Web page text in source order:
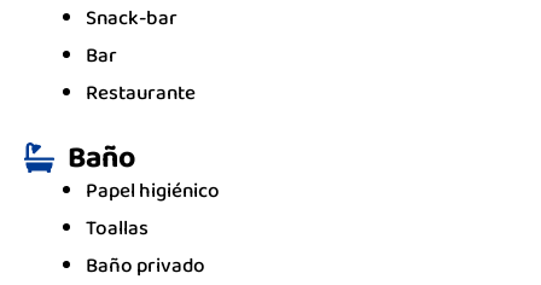
Snack-bar
Bar
Restaurante
Baño
Papel higiénico
Toallas
Baño privado